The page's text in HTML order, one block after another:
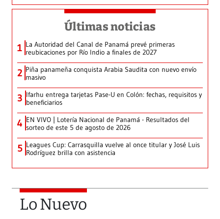
Últimas noticias
1 La Autoridad del Canal de Panamá prevé primeras
reubicaciones por Río Indio a finales de 2027
2 Piña panameña conquista Arabia Saudita con nuevo envío
masivo
3 Ifarhu entrega tarjetas Pase-U en Colón: fechas, requisitos y
beneficiarios
4 EN VIVO | Lotería Nacional de Panamá - Resultados del
sorteo de este 5 de agosto de 2026
5 Leagues Cup: Carrasquilla vuelve al once titular y José Luis
Rodríguez brilla con asistencia
Lo Nuevo